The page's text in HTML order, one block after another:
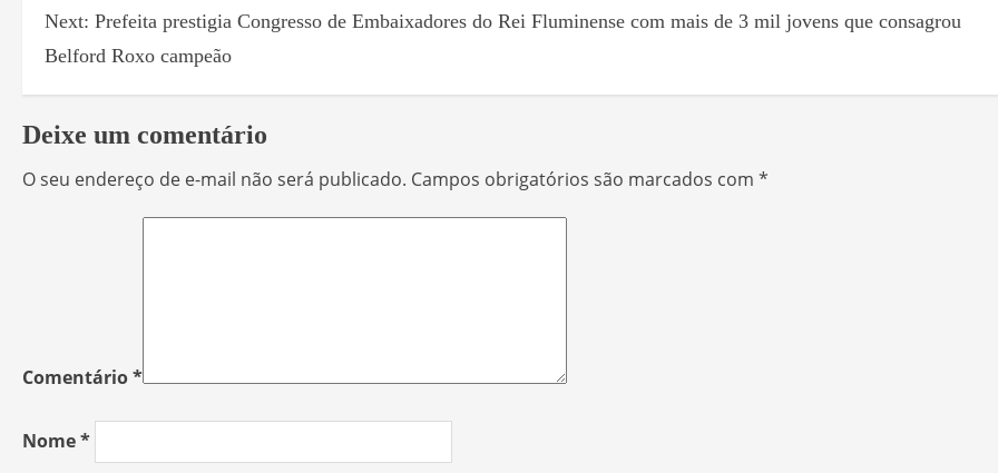
Next: Prefeita prestigia Congresso de Embaixadores do Rei Fluminense com mais de 3 mil jovens que consagrou
Belford Roxo campeão
Deixe um comentário
O seu endereço de e-mail não será publicado. Campos obrigatórios são marcados com *
Comentário*
Nome*